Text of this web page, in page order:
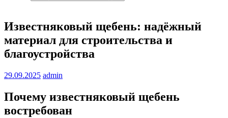
Известняковый щебень: надёжный
материал для строительства и
благоустройства
29.09.2025 admin
Почему известняковый щебень
востребован